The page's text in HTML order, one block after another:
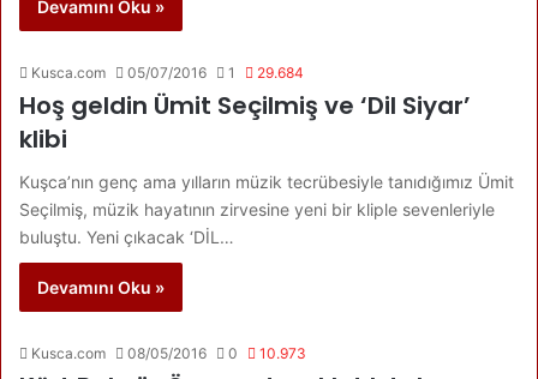
Devamını Oku »
Kusca.com 05/07/2016 1 29.684
Hoş geldin Ümit Seçilmiş ve ‘Dil Siyar’
klibi
Kuşca’nın genç ama yılların müzik tecrübesiyle tanıdığımız Ümit
Seçilmiş, müzik hayatının zirvesine yeni bir kliple sevenleriyle
buluştu. Yeni çıkacak ‘DİL…
Devamını Oku »
Kusca.com 08/05/2016 0 10.973